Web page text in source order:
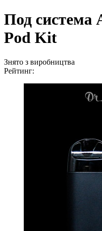
Под система
Pod Kit
Знято з виробництва
Рейтинг: